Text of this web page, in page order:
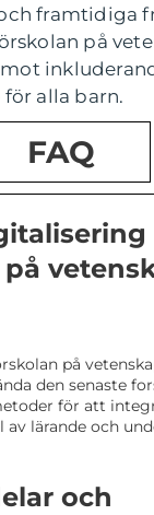
framtidiga
på
alla barn.
FAQ
på
den senaste
för att
av lärande och
och